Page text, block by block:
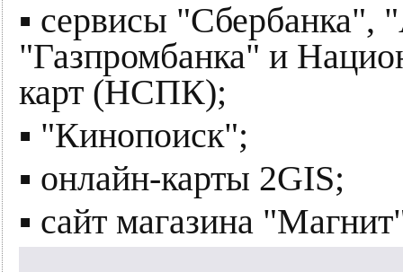
▪️ сервисы "Сбербанка",
"Газпромбанка" и
карт (НСПК);
▪️ "Кинопоиск";
▪️ онлайн-карты 2GIS;
▪️ сайт магазина